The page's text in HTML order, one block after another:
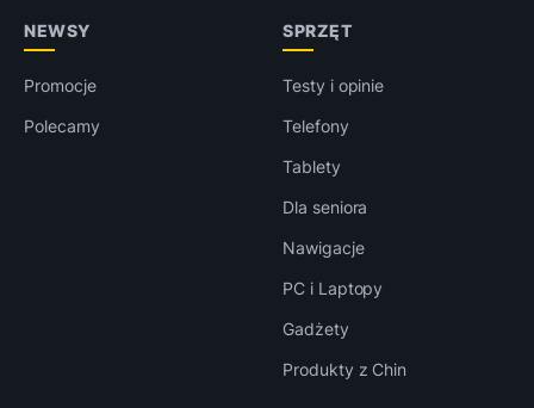
NEWSY
Promocje
Polecamy
SPRZĘT
Testy i opinie
Telefony
Tablety
Dla seniora
Nawigacje
PC i Laptopy
Gadżety
Produkty z Chin